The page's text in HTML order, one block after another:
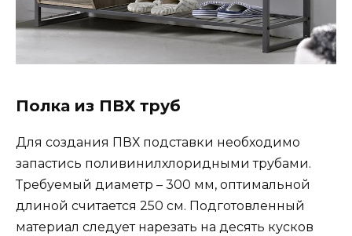
Полка из ПВХ труб
Для создания ПВХ подставки необходимо
запастись поливинилхлоридными трубами.
Требуемый диаметр – 300 мм, оптимальной
длиной считается 250 см. Подготовленный
материал следует нарезать на десять кусков